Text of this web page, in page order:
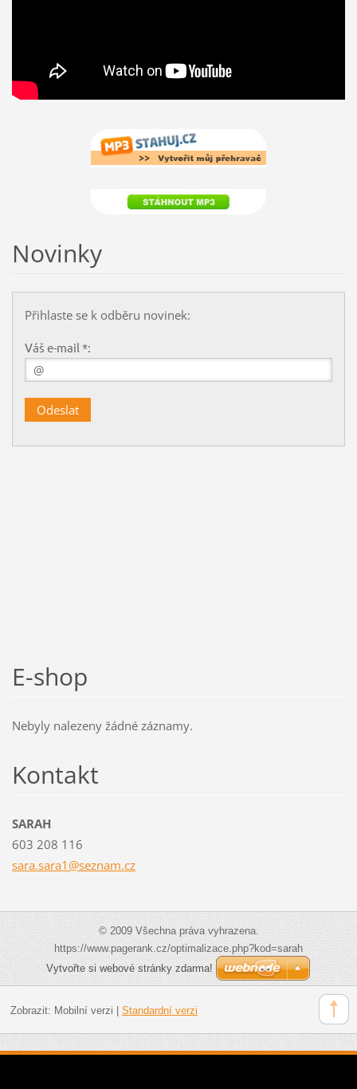
Novinky
Přihlaste se k odběru novinek:
Váš e-mail *:
E-shop
Nebyly nalezeny žádné záznamy.
Kontakt
SARAH
603 208 116
sara.sara1@seznam.cz
© 2009 Všechna práva vyhrazena.
https://www.pagerank.cz/optimalizace.php?kod=sarah
Vytvořte si webové stránky zdarma!
Zobrazit: Mobilní verzi Standardní verzi